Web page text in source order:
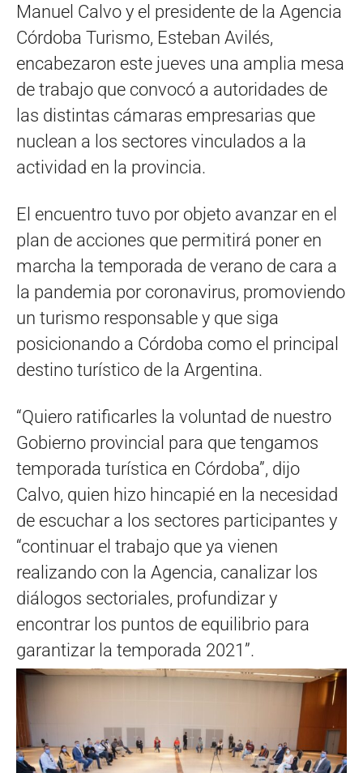
Manuel Calvo y el presidente de la Agencia
Córdoba Turismo, Esteban Avilés,
encabezaron este jueves una amplia mesa
de trabajo que convocó a autoridades de
las distintas cámaras empresarias que
nuclean a los sectores vinculados a la
actividad en la provincia.
El encuentro tuvo por objeto avanzar en el
plan de acciones que permitirá poner en
marcha la temporada de verano de cara a
la pandemia por coronavirus, promoviendo
un turismo responsable y que siga
posicionando a Córdoba como el principal
destino turístico de la Argentina.
“Quiero ratificarles la voluntad de nuestro
Gobierno provincial para que tengamos
temporada turística en Córdoba”, dijo
Calvo, quien hizo hincapié en la necesidad
de escuchar a los sectores participantes y
“continuar el trabajo que ya vienen
realizando con la Agencia, canalizar los
diálogos sectoriales, profundizar y
encontrar los puntos de equilibrio para
garantizar la temporada 2021”.